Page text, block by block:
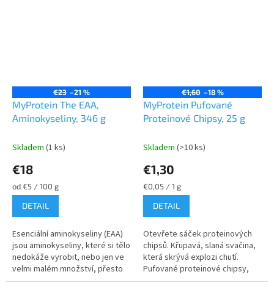
€23 –21 %
MyProtein The EAA,
Aminokyseliny, 346 g
Skladem (1 ks)
€18
Jednotková
cena:
od €5 / 100 g
DETAIL
Esenciální aminokyseliny (EAA)
jsou aminokyseliny, které si tělo
nedokáže vyrobit, nebo jen ve
velmi malém množství, přesto
jsou nepostradatelné nebo
€1,60 –18 %
MyProtein Pufované
Proteinové Chipsy, 25 g
Skladem (>10 ks)
€1,30
Jednotková
cena:
€0,05 / 1 g
DETAIL
Otevřete sáček proteinových
chipsů. Křupavá, slaná svačina,
která skrývá explozi chutí.
Pufované proteinové chipsy,
které jsou pečené, ne smažené,